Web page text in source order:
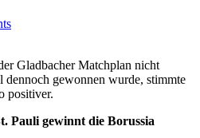
Gladbacher Matchplan nicht
dennoch gewonnen wurde, stimmte
positiver.
Pauli gewinnt die Borussia